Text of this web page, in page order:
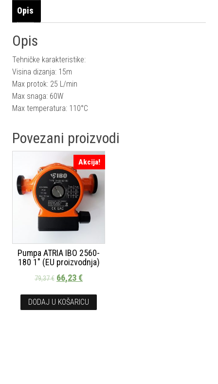
Opis
Opis
Tehničke karakteristike:
Visina dizanja: 15m
Max protok: 25 L/min
Max snaga: 60W
Max temperatura: 110°C
Povezani proizvodi
Akcija!
Pumpa ATRIA IBO 2560-
180 1″ (EU proizvodnja)
79,37€ 66,23€
DODAJ U KOŠARICU